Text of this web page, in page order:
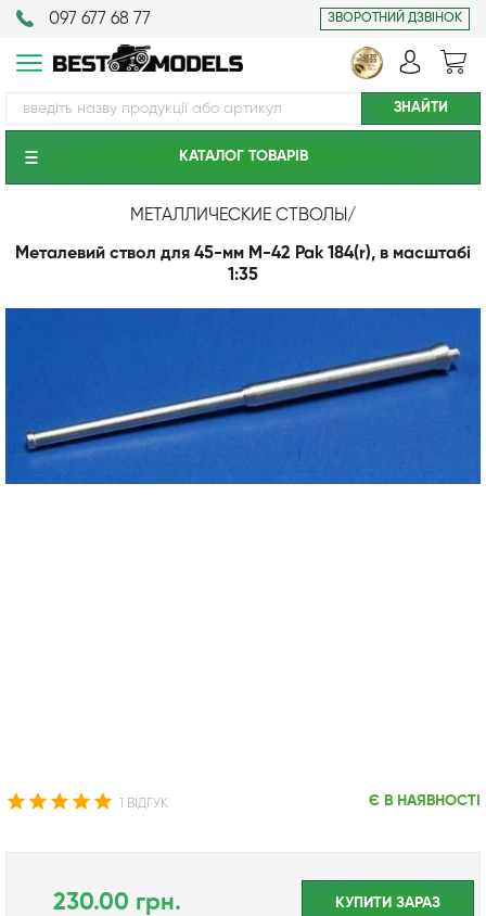
097 677 68 77 ЗВОРОТНИЙ ДЗВІНОК
КАТАЛОГ ТОВАРIВ
МЕТАЛЛИЧЕСКИЕ СТВОЛЫ /
Металевий ствол для 45-мм M-42 Pak 184(r), в масштабі
1:35
1 ВІДГУК Є В НАЯВНОСТІ
230.00 грн. КУПИТИ ЗАРАЗ